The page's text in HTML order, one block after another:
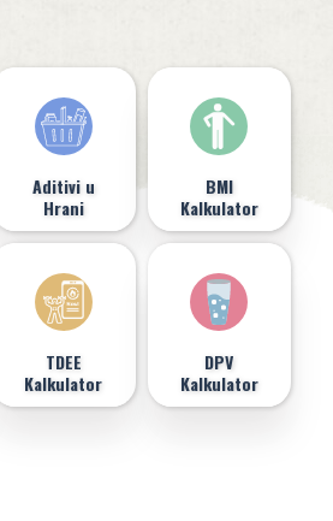
Aditivi u
Hrani
BMI
Kalkulator
TDEE
Kalkulator
DPV
Kalkulator